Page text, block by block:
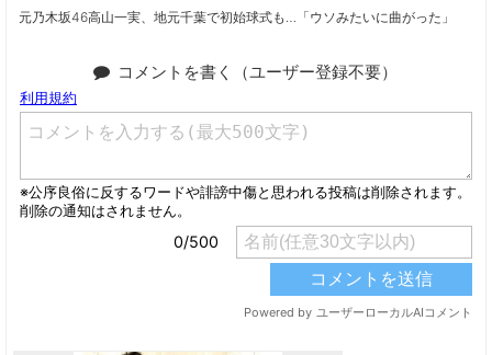
元乃木坂46高山一実、地元千葉で初始球式も…「ウソみたいに曲がった」
コメントを書く（ユーザー登録不要）